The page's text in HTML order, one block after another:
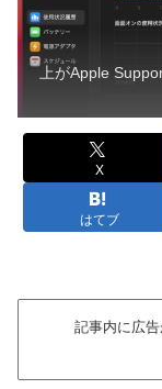
上がApple
X
はてブ
記事内に広